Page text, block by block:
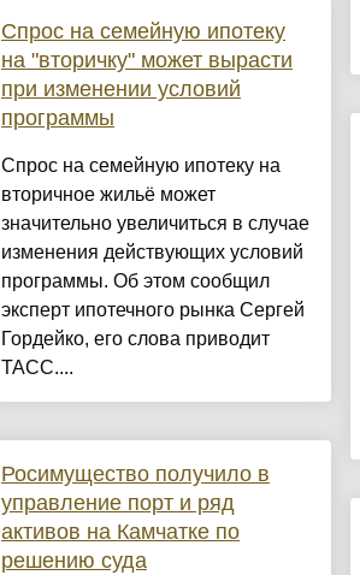
Спрос на семейную ипотеку
на "вторичку" может вырасти
при изменении условий
программы
Спрос на семейную ипотеку на
вторичное жильё может
значительно увеличиться в случае
изменения действующих условий
программы. Об этом сообщил
эксперт ипотечного рынка Сергей
Гордейко, его слова приводит
ТАСС....
Росимущество получило в
управление порт и ряд
активов на Камчатке по
решению суда